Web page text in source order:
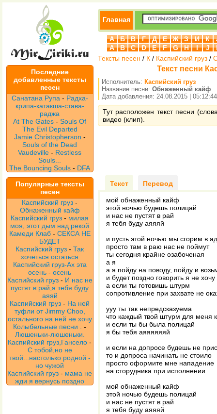
Последние
добавленные тексты
песен
Санатана Рупа - Радха-
крипа-катакша-става-
раджа
At The Gates -Souls Of
The Evil Departed
Jamie Christopherson -
Souls of the Dead
Vaudeville- Restless
Souls...
The Bouncing Souls - DFA
Популярные тексты
песен
Каспийский груз -
Обнаженный кайф
Каспийский груз - милая
моя, этот дым над рекой
Камеди Клаб - СЕКСА НЕ
БУДЕТ
Каспийский груз -Так
хочеться остаться
Каспийский груз-Ах эта
осень -осень
Каспийский груз - И нас не
пустят в рай,я тебя буду
аяяй
Каспийский груз - На ней
туфли от Jimmy Choo,
остального на ней не хочу
Колыбельные песни .
-
Люшеньки-люшеньки.
Каспийский груз,Гансело -
С тобой,но не
твой...настолько родной -
но чужой
Каспийский груз - мама не
жди я вернусь поздно
Главная
А Б В Г Д Е Ж З И К
A
B C D E F G H I J
Тексты песен / К / Каспийский груз /
Текст песни
Исполнитель: Каспийский груз
Название песни: Обнаженный кайф
Дата добавления: 24.08.2015 | 05:12:44
Тут расположен текст песни
видео (клип).
Текст Перевод
мой обнаженный кайф
этой ночью будешь полицай
и нас не пустят в рай
я тебя буду аяяяй
и пусть этой ночью мы сгорим в
просто там в раю нас не поймут
ты сегодня крайне озабоченая
а я
а я пойду на поводу, пойду и
и будет поздно говорить я не хочу
а если ты готовишь штурм
сопротивление при захвате не
ууу ты так непредсказуема
что каждый твой штурм для меня
и если ты бы была полицай
я бы тебя аяяяяяяй
и если на допросе будешь не
то и допроса начинать не стоило
просто оформите мне нападение
на сторудника при исполнении
мой обнаженный кайф
этой ночью будешь полицай
и нас не пустят в рай
я тебя буду аяяяй